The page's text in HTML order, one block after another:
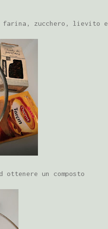
farina, zucchero, lievito e
un composto